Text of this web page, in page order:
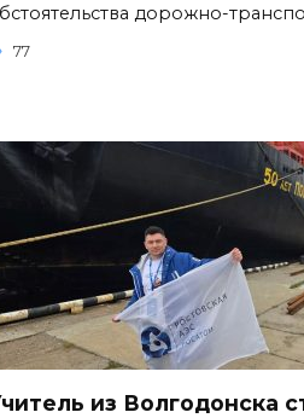
дорожно-
77
из Волгодонска